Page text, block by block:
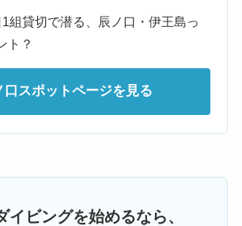
組貸切で潜る、辰ノ口・伊王島っ
ト？
口スポットページを見る
イビングを始めるなら、